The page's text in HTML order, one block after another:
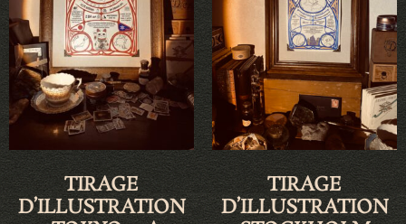
TIRAGE
D’ILLUSTRATION
TIRAGE
D’ILLUSTRATION